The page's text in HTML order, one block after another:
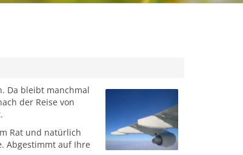
Da bleibt manchmal
der Reise von
Rat und natürlich
Abgestimmt auf Ihre